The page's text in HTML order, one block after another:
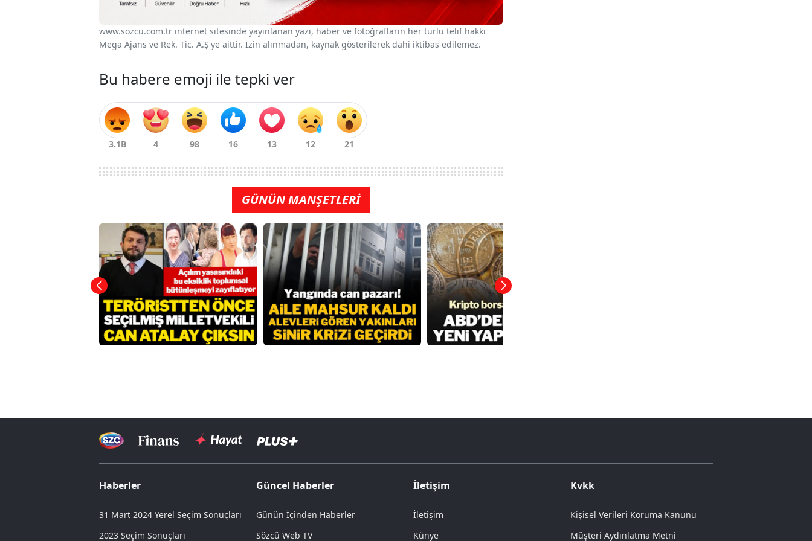
www.sozcu.com.tr internet sitesinde yayınlanan yazı, haber ve fotoğrafların her türlü telif hakkı
Mega Ajans ve Rek. Tic. A.Ş'ye aittir. İzin alınmadan, kaynak gösterilerek dahi iktibas edilemez.
Bu habere emoji ile tepki ver
GÜNÜN MANŞETLERİ
Haberler
31 Mart 2024 Yerel Seçim Sonuçları
2023 Seçim Sonuçları
Güncel Haberler
Günün İçinden Haberler
Sözcü Web TV
İletişim
İletişim
Künye
Kvkk
Kişisel Verileri Koruma Kanunu
Müşteri Aydınlatma Metni